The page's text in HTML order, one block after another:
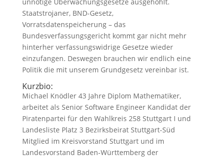
Staatstrojaner, BND-Gesetz,
Vorratsdatenspeicherung – das
Bundesverfassungsgericht kommt gar nicht mehr
hinterher verfassungswidrige Gesetze wieder
einzufangen. Deswegen brauchen wir endlich eine
Politik die mit unserem Grundgesetz vereinbar ist.
Kurzbio:
Michael Knödler 43 Jahre Diplom Mathematiker,
arbeitet als Senior Software Engineer Kandidat der
Piratenpartei für den Wahlkreis 258 Stuttgart I und
Landesliste Platz 3 Bezirksbeirat Stuttgart-Süd
Mitglied im Kreisvorstand Stuttgart und im
Landesvorstand Baden-Württemberg der